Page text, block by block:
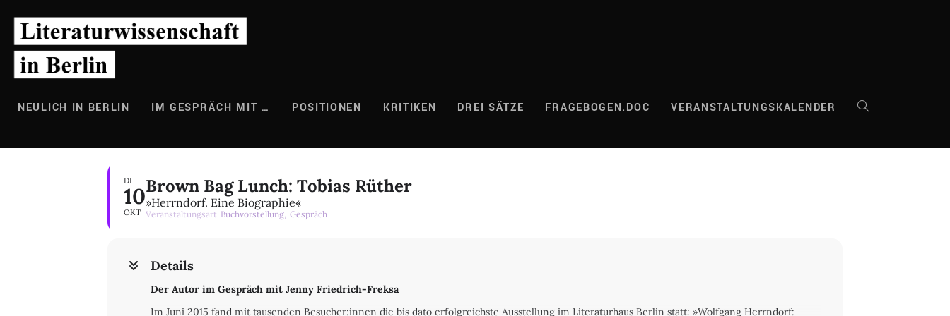
Inhalt
springen
NEULICH IN BERLIN IM GESPRÄCH MIT … POSITIONEN KRITIKEN DREI SÄTZE FRAGEBOGEN.DOC VERANSTALTUNGSKALENDER WEBSITE-
DI
10
OKT
Brown Bag Lunch: Tobias Rüther
»Herrndorf. Eine Biographie«
Veranstaltungsart Buchvorstellung, Gespräch
Details
Der Autor im Gespräch mit Jenny Friedrich-Freksa
Im Juni 2015 fand mit tausenden Besucher:innen die bis dato erfolgreichste Ausstellung im Literaturhaus Berlin statt: »Wolfgang Herrndorf: